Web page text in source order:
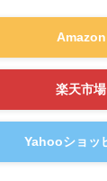
Amazon
楽天市場
Yahooショッ